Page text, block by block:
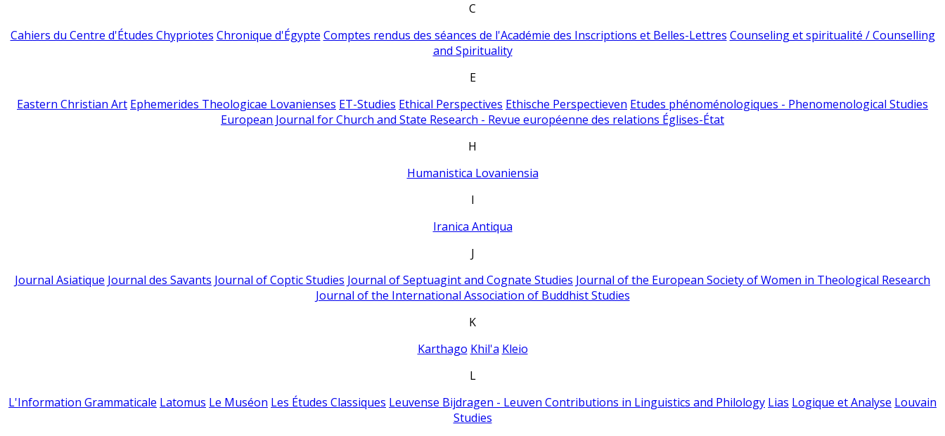
C
Cahiers du Centre d'Études Chypriotes Chronique d'Égypte Comptes rendus des séances de l'Académie des Inscriptions et Belles-Lettres Counseling et spiritualité / Counselling
and Spirituality
E
Eastern Christian Art Ephemerides Theologicae Lovanienses ET-Studies Ethical Perspectives Ethische Perspectieven Etudes phénoménologiques - Phenomenological Studies
European Journal for Church and State Research - Revue européenne des relations Églises-État
H
Humanistica Lovaniensia
I
Iranica Antiqua
J
Journal Asiatique Journal des Savants Journal of Coptic Studies Journal of Septuagint and Cognate Studies Journal of the European Society of Women in Theological Research
Journal of the International Association of Buddhist Studies
K
Karthago Khil'a Kleio
L
L'Information Grammaticale Latomus Le Muséon Les Études Classiques Leuvense Bijdragen - Leuven Contributions in Linguistics and Philology Lias Logique et Analyse Louvain
Studies